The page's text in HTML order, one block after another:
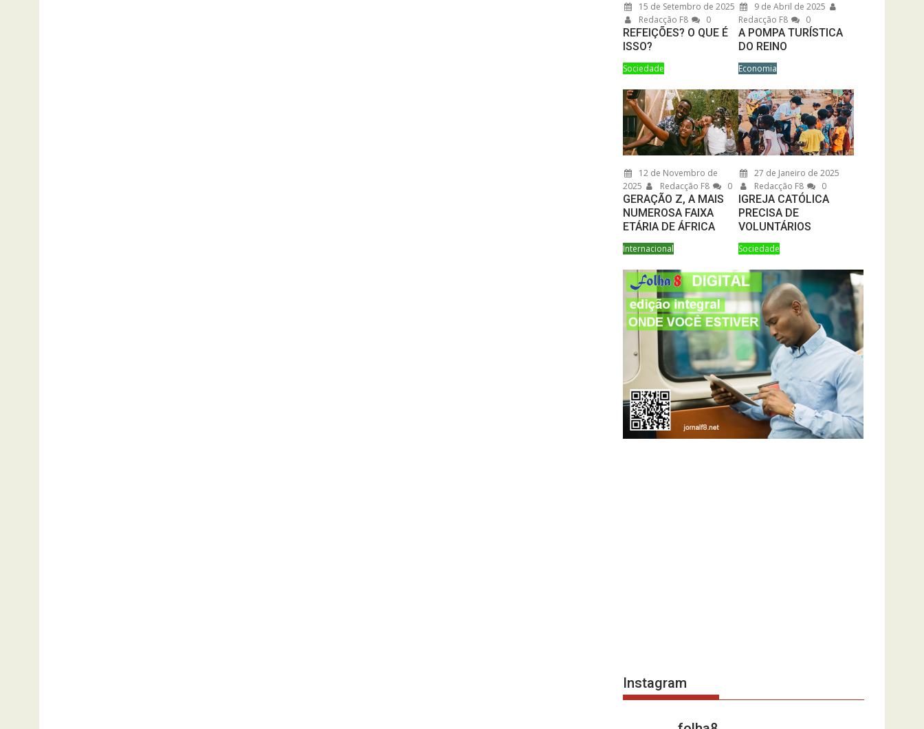
15 de Setembro de 2025
Redacção F8
0
REFEIÇÕES? O QUE É
ISSO?
Sociedade
9 de Abril de 2025
Redacção F8
0
A POMPA TURÍSTICA
DO REINO
Economia
12 de Novembro de
2025
Redacção F8 0
GERAÇÃO Z, A MAIS
NUMEROSA FAIXA
ETÁRIA DE ÁFRICA
Internacional
27 de Janeiro de 2025
Redacção F8
0
IGREJA CATÓLICA
PRECISA DE
VOLUNTÁRIOS
Sociedade
Instagram